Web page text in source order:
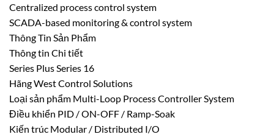
Centralized process control system
SCADA-based monitoring & control system
Thông Tin Sản Phẩm
Thông tin Chi tiết
Series Plus Series 16
Hãng West Control Solutions
Loại sản phẩm Multi-Loop Process Controller System
Điều khiển PID / ON-OFF / Ramp-Soak
Kiến trúc Modular / Distributed I/O